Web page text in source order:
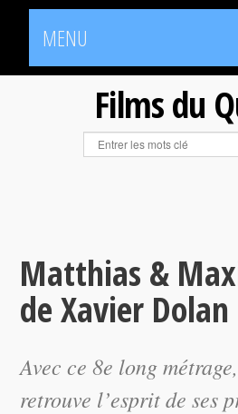
MENU
Films du
Matthias &
de Xavier Dolan
Avec ce 8e long
retrouve l’esprit de ses